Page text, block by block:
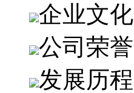
企业文化
公司荣誉
发展历程